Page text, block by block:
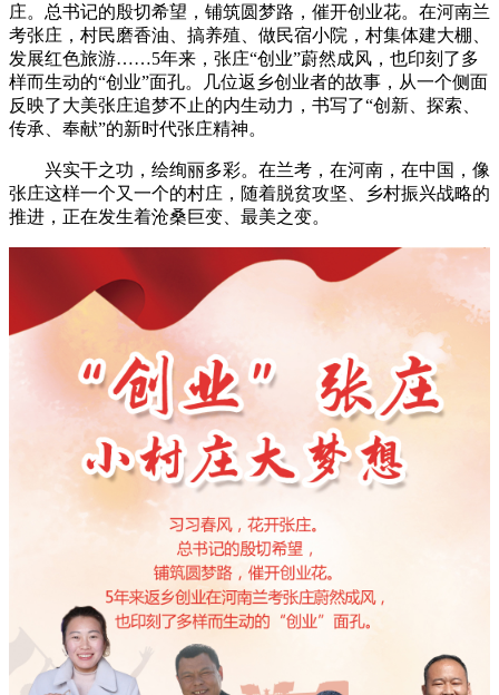
庄。总书记的殷切希望，铺筑圆梦路，催开创业花。在河南兰
考张庄，村民磨香油、搞养殖、做民宿小院，村集体建大棚、
发展红色旅游……5年来，张庄“创业”蔚然成风，也印刻了多
样而生动的“创业”面孔。几位返乡创业者的故事，从一个侧面
反映了大美张庄追梦不止的内生动力，书写了“创新、探索、
传承、奉献”的新时代张庄精神。
兴实干之功，绘绚丽多彩。在兰考，在河南，在中国，像
张庄这样一个又一个的村庄，随着脱贫攻坚、乡村振兴战略的
推进，正在发生着沧桑巨变、最美之变。